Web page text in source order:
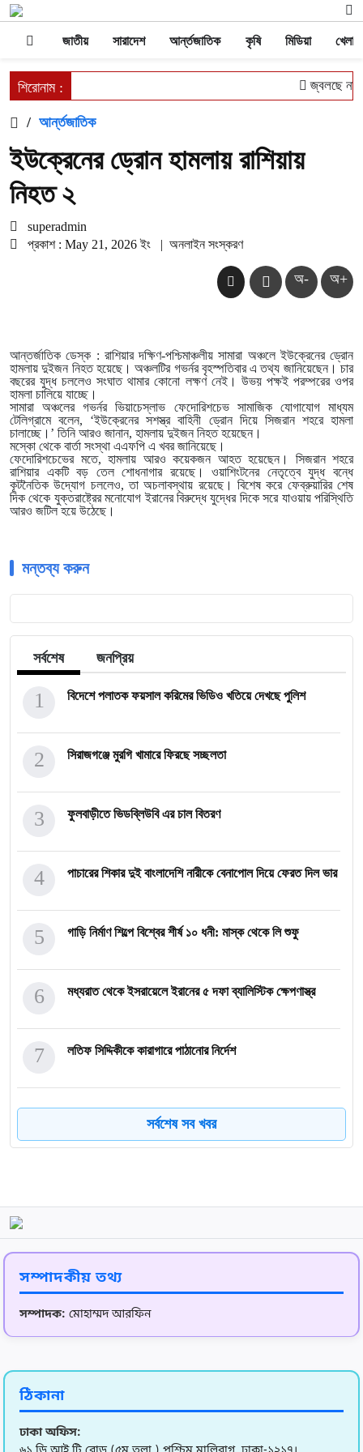
জাতীয় সারাদেশ আর্ন্তজাতিক কৃষি মিডিয়া
শিরোনাম : জ্বলছে না
/ আর্ন্তজাতিক
ইউক্রেনের ড্রোন হামলায় রাশিয়ায়
নিহত ২
superadmin
প্রকাশ : May 21, 2026 ইং
| অনলাইন সংস্করণ
অ- অ+
আন্তর্জাতিক ডেস্ক : রাশিয়ার দক্ষিণ-পশ্চিমাঞ্চলীয় সামারা অঞ্চলে ইউক্রেনের ড্রোন
হামলায় দুইজন নিহত হয়েছে। অঞ্চলটির গভর্নর বৃহস্পতিবার এ তথ্য জানিয়েছেন। চার
বছরের যুদ্ধ চললেও সংঘাত থামার কোনো লক্ষণ নেই। উভয় পক্ষই পরম্পরের ওপর
হামলা চালিয়ে যাচ্ছে।
সামারা অঞ্চলের গভর্নর ভিয়াচেস্লাভ ফেদোরিশচেভ সামাজিক যোগাযোগ মাধ্যম
টেলিগ্রামে বলেন, ‘ইউক্রেনের সশস্ত্র বাহিনী ড্রোন দিয়ে সিজরান শহরে হামলা
চালাচ্ছে।’ তিনি আরও জানান, হামলায় দুইজন নিহত হয়েছেন।
মস্কো থেকে বার্তা সংস্থা এএফপি এ খবর জানিয়েছে।
ফেদোরিশচেভের মতে, হামলায় আরও কয়েকজন আহত হয়েছেন। সিজরান শহরে
রাশিয়ার একটি বড় তেল শোধনাগার রয়েছে। ওয়াশিংটনের নেতৃত্বে যুদ্ধ বন্ধে
কূটনৈতিক উদ্যোগ চললেও, তা অচলাবস্থায় রয়েছে। বিশেষ করে ফেব্রুয়ারির শেষ
দিক থেকে যুক্তরাষ্ট্রের মনোযোগ ইরানের বিরুদ্ধে যুদ্ধের দিকে সরে যাওয়ায় পরিস্থিতি
আরও জটিল হয়ে উঠেছে।
মন্তব্য করুন
সর্বশেষ জনপ্রিয়
বিদেশে পলাতক ফয়সাল করিমের ভিডিও খতিয়ে দেখছে পুলিশ
1
সিরাজগঞ্জে মুরগি খামারে ফিরছে সচ্ছলতা
2
ফুলবাড়ীতে ভিডব্লিউবি এর চাল বিতরণ
3
পাচারের শিকার দুই বাংলাদেশি নারীকে বেনাপোল দিয়ে ফেরত দিল ভার
4
গাড়ি নির্মাণ শিল্পে বিশ্বের শীর্ষ ১০ ধনী: মাস্ক থেকে লি শুফু
5
মধ্যরাত থেকে ইসরায়েলে ইরানের ৫ দফা ব্যালিস্টিক ক্ষেপণাস্ত্র
6
লতিফ সিদ্দিকীকে কারাগারে পাঠানোর নির্দেশ
7
তথ্যমন্ত্রীর সাথে মিশরের রাষ্ট্রদূতের সাক্ষাতে যৌথ মিডিয়া ফো
8
10
কৃষি ব্যাংকের বড় সাফল্য: প্রবাসী আয়ে টানা দ্বিতীয় স্থান অর্জ
11
13
সর্বশেষ সব খবর
সম্পাদকীয় তথ্য
সম্পাদক: মোহাম্মদ আরফিন
ঠিকানা
ঢাকা অফিস: